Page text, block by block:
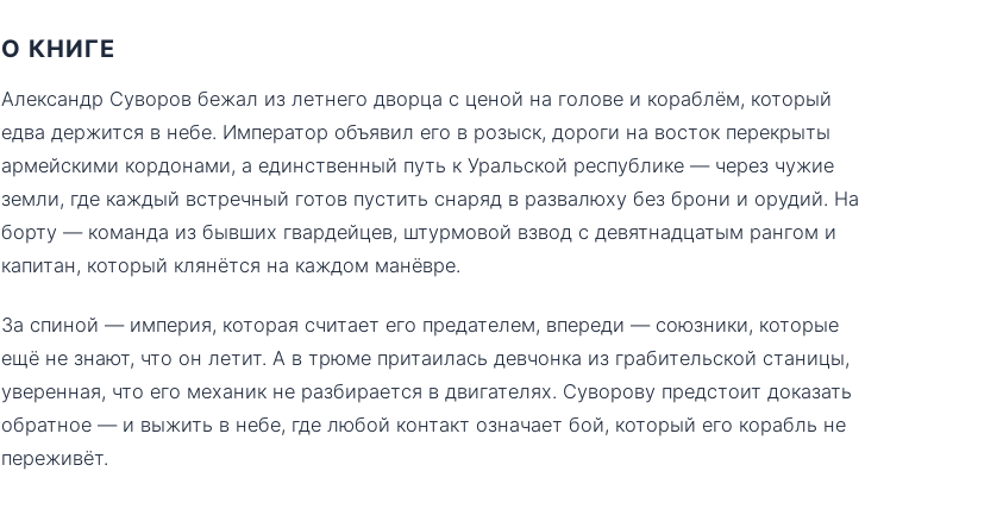
О КНИГЕ
Александр Суворов бежал из летнего дворца с ценой на голове и кораблём, который
едва держится в небе. Император объявил его в розыск, дороги на восток перекрыты
армейскими кордонами, а единственный путь к Уральской республике — через чужие
земли, где каждый встречный готов пустить снаряд в развалюху без брони и орудий. На
борту — команда из бывших гвардейцев, штурмовой взвод с девятнадцатым рангом и
капитан, который клянётся на каждом манёвре.
За спиной — империя, которая считает его предателем, впереди — союзники, которые
ещё не знают, что он летит. А в трюме притаилась девчонка из грабительской станицы,
уверенная, что его механик не разбирается в двигателях. Суворову предстоит доказать
обратное — и выжить в небе, где любой контакт означает бой, который его корабль не
переживёт.